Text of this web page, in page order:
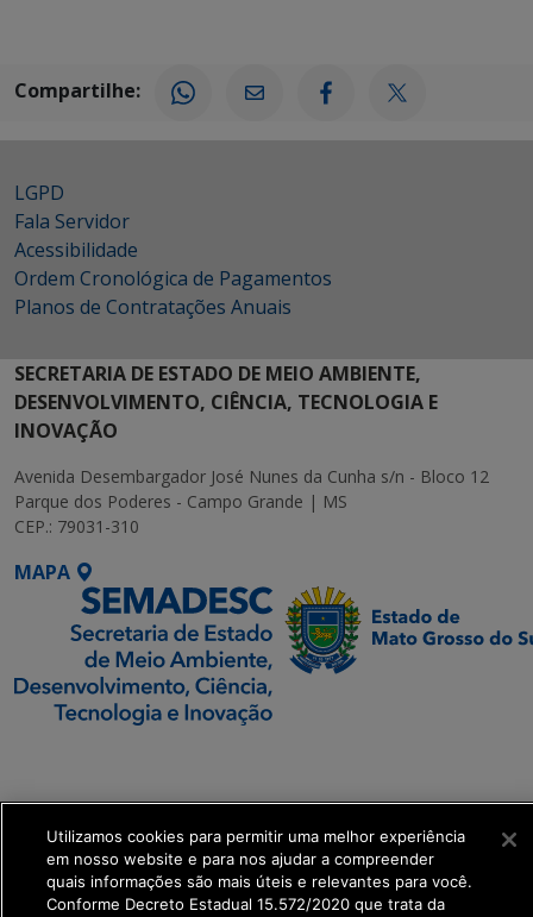
Compartilhe:
LGPD
Fala Servidor
Acessibilidade
Ordem Cronológica de Pagamentos
Planos de Contratações Anuais
SECRETARIA DE ESTADO DE MEIO AMBIENTE,
DESENVOLVIMENTO, CIÊNCIA, TECNOLOGIA E
INOVAÇÃO
Avenida Desembargador José Nunes da Cunha s/n - Bloco 12
Parque dos Poderes - Campo Grande | MS
CEP.: 79031-310
MAPA
Transformação Digital
get_footer();
Utilizamos cookies para permitir uma melhor experiência
em nosso website e para nos ajudar a compreender
quais informações são mais úteis e relevantes para você.
Conforme Decreto Estadual 15.572/2020 que trata da